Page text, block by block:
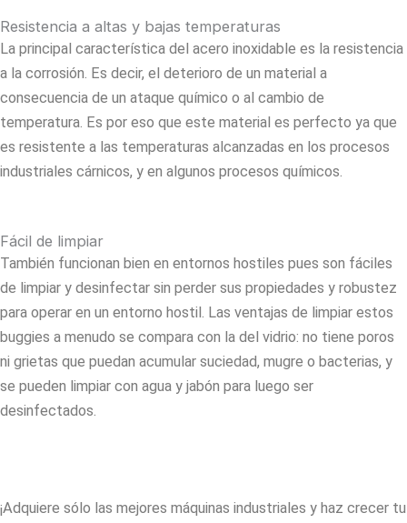
Resistencia a altas y bajas temperaturas
La principal característica del acero inoxidable es la resistencia
a la corrosión. Es decir, el deterioro de un material a
consecuencia de un ataque químico o al cambio de
temperatura. Es por eso que este material es perfecto ya que
es resistente a las temperaturas alcanzadas en los procesos
industriales cárnicos, y en algunos procesos químicos.
Fácil de limpiar
También funcionan bien en entornos hostiles pues son fáciles
de limpiar y desinfectar sin perder sus propiedades y robustez
para operar en un entorno hostil. Las ventajas de limpiar estos
buggies a menudo se compara con la del vidrio: no tiene poros
ni grietas que puedan acumular suciedad, mugre o bacterias, y
se pueden limpiar con agua y jabón para luego ser
desinfectados.
¡Adquiere sólo las mejores máquinas industriales y haz crecer tu